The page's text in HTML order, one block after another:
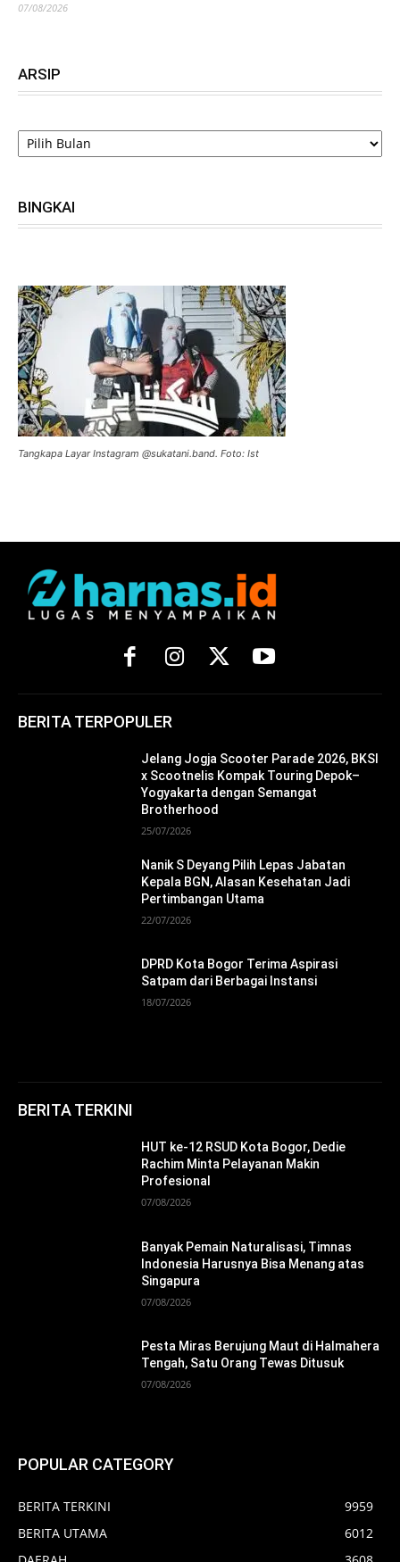
07/08/2026
ARSIP
ARSIP
BINGKAI
Tangkapa Layar Instagram @sukatani.band. Foto: Ist
BERITA TERPOPULER
Jelang Jogja Scooter Parade 2026, BKSI
x Scootnelis Kompak Touring Depok–
Yogyakarta dengan Semangat
Brotherhood
25/07/2026
Nanik S Deyang Pilih Lepas Jabatan
Kepala BGN, Alasan Kesehatan Jadi
Pertimbangan Utama
22/07/2026
DPRD Kota Bogor Terima Aspirasi
Satpam dari Berbagai Instansi
18/07/2026
BERITA TERKINI
HUT ke-12 RSUD Kota Bogor, Dedie
Rachim Minta Pelayanan Makin
Profesional
07/08/2026
Banyak Pemain Naturalisasi, Timnas
Indonesia Harusnya Bisa Menang atas
Singapura
07/08/2026
Pesta Miras Berujung Maut di Halmahera
Tengah, Satu Orang Tewas Ditusuk
07/08/2026
POPULAR CATEGORY
BERITA TERKINI
9959
BERITA UTAMA
6012